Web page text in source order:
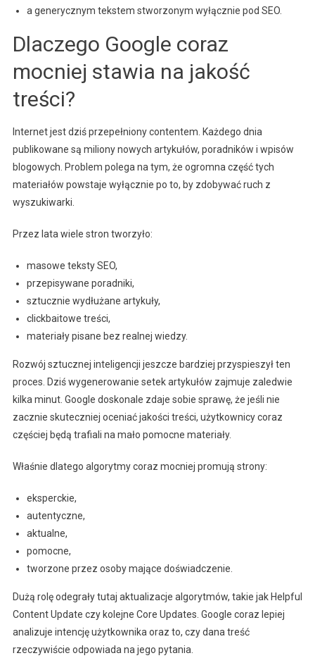
a generycznym tekstem stworzonym wyłącznie pod SEO.
Dlaczego Google coraz
mocniej stawia na jakość
treści?
Internet jest dziś przepełniony contentem. Każdego dnia
publikowane są miliony nowych artykułów, poradników i wpisów
blogowych. Problem polega na tym, że ogromna część tych
materiałów powstaje wyłącznie po to, by zdobywać ruch z
wyszukiwarki.
Przez lata wiele stron tworzyło:
masowe teksty SEO,
przepisywane poradniki,
sztucznie wydłużane artykuły,
clickbaitowe treści,
materiały pisane bez realnej wiedzy.
Rozwój sztucznej inteligencji jeszcze bardziej przyspieszył ten
proces. Dziś wygenerowanie setek artykułów zajmuje zaledwie
kilka minut. Google doskonale zdaje sobie sprawę, że jeśli nie
zacznie skuteczniej oceniać jakości treści, użytkownicy coraz
częściej będą trafiali na mało pomocne materiały.
Właśnie dlatego algorytmy coraz mocniej promują strony:
eksperckie,
autentyczne,
aktualne,
pomocne,
tworzone przez osoby mające doświadczenie.
Dużą rolę odegrały tutaj aktualizacje algorytmów, takie jak Helpful
Content Update czy kolejne Core Updates. Google coraz lepiej
analizuje intencję użytkownika oraz to, czy dana treść
rzeczywiście odpowiada na jego pytania.